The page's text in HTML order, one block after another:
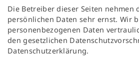
Die Betreiber dieser Seiten nehmen
persönlichen Daten sehr ernst. Wir
personenbezogenen Daten
den gesetzlichen
Datenschutzerklärung.